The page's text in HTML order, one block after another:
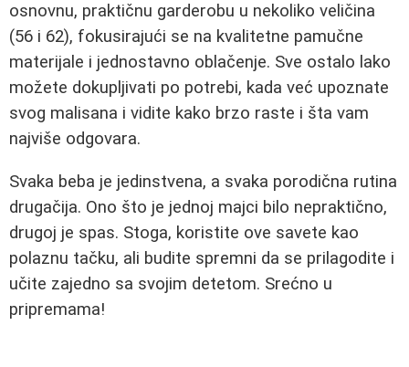
osnovnu, praktičnu garderobu u nekoliko veličina
(56 i 62), fokusirajući se na kvalitetne pamučne
materijale i jednostavno oblačenje. Sve ostalo lako
možete dokupljivati po potrebi, kada već upoznate
svog malisana i vidite kako brzo raste i šta vam
najviše odgovara.
Svaka beba je jedinstvena, a svaka porodična rutina
drugačija. Ono što je jednoj majci bilo nepraktično,
drugoj je spas. Stoga, koristite ove savete kao
polaznu tačku, ali budite spremni da se prilagodite i
učite zajedno sa svojim detetom. Srećno u
pripremama!